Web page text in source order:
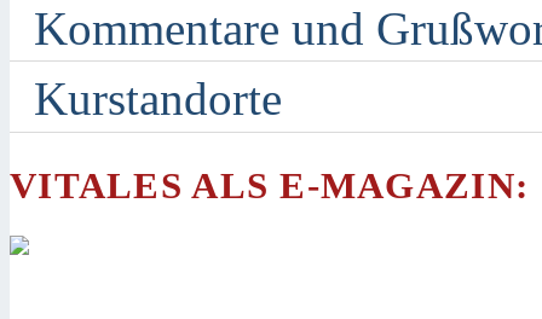
Kommentare und
Kurstandorte
VITALES ALS E-MAGAZIN: